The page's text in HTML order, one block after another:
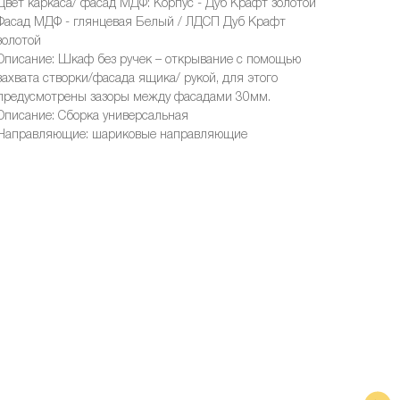
каркаса/ фасад МДФ: Корпус - Дуб Крафт золотой
МДФ - глянцевая Белый / ЛДСП Дуб Крафт
Шкаф без ручек – открывание с помощью
створки/фасада ящика/ рукой, для этого
зазоры между фасадами 30мм.
Сборка универсальная
шариковые направляющие